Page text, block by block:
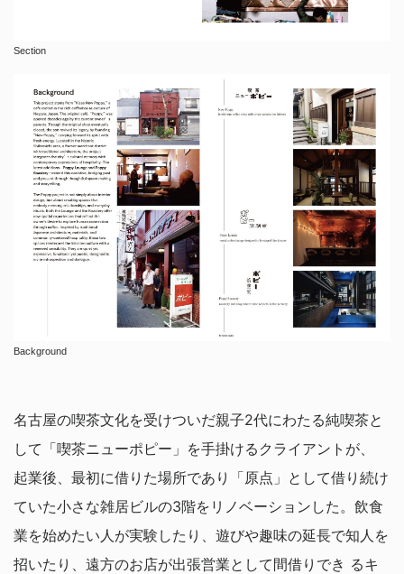
Section
Background
名古屋の喫茶文化を受けついだ親子2代にわたる純喫茶と
して「喫茶ニューポピー」を手掛けるクライアントが、
起業後、最初に借りた場所であり「原点」として借り続け
ていた小さな雑居ビルの3階をリノベーションした。飲食
業を始めたい人が実験したり、遊びや趣味の延長で知人を
招いたり、遠方のお店が出張営業として間借りでき るキ